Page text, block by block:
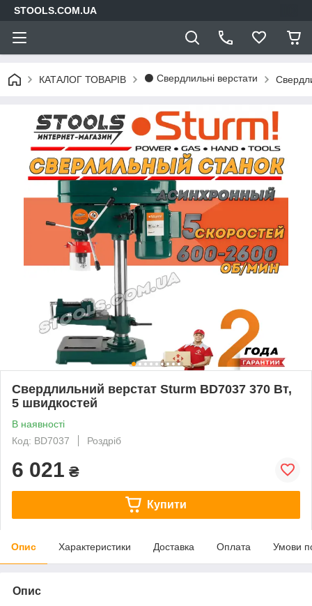
STOOLS.COM.UA
КАТАЛОГ ТОВАРІВ ⚫ Свердлильні верстати
Свердлильний верстат Sturm BD7037 370 Вт,
5 швидкостей
В наявності
Код: BD7037
Роздріб
6 021 ₴
Купити
Опис Характеристики Доставка Оплата Умови
Опис